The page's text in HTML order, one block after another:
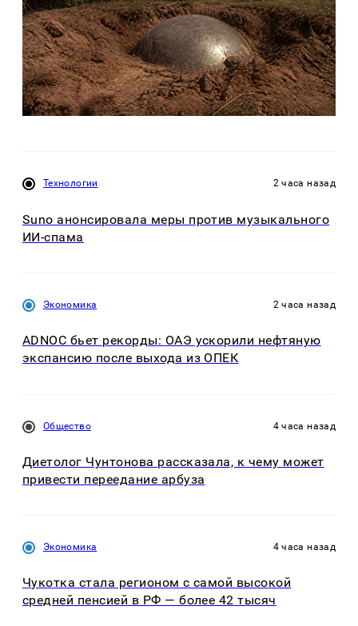
Технологии 2 часа назад
Suno анонсировала меры против музыкального
ИИ-спама
Экономика 2 часа назад
ADNOC бьет рекорды: ОАЭ ускорили нефтяную
экспансию после выхода из ОПЕК
Общество 4 часа назад
Диетолог Чунтонова рассказала, к чему может
привести переедание арбуза
Экономика 4 часа назад
Чукотка стала регионом с самой высокой
средней пенсией в РФ — более 42 тысяч